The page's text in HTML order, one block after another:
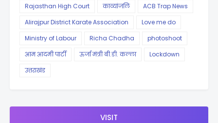
Rajasthan High Court
काव्यांजलि
ACB Trap News
Alirajpur District Karate Association
Love me do
Ministry of Labour
Richa Chadha
photoshoot
आम आदमी पार्टी
ऊर्जा मंत्री बी.डी. कल्ला
Lockdown
उत्तराखंड
VISIT